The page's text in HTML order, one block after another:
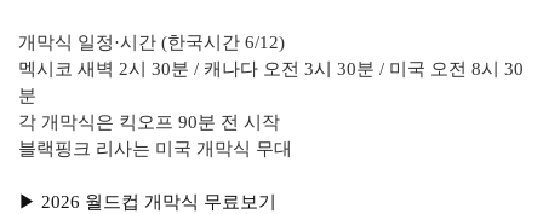
개막식 일정·시간 (한국시간 6/12)
멕시코 새벽 2시 30분 / 캐나다 오전 3시 30분 / 미국 오전 8시 30
분
각 개막식은 킥오프 90분 전 시작
블랙핑크 리사는 미국 개막식 무대
▶︎ 2026 월드컵 개막식 무료보기